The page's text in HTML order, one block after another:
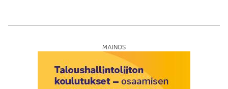
tytäryrityksen, jonka ainoana...
MAINOS